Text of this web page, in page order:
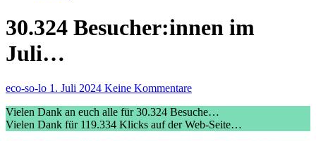
30.324 Besucher:innen im
Juli…
eco-so-lo 1. Juli 2024 Keine Kommentare
Vielen Dank an euch alle für 30.324 Besuche…
Vielen Dank für 119.334 Klicks auf der Web-Seite…